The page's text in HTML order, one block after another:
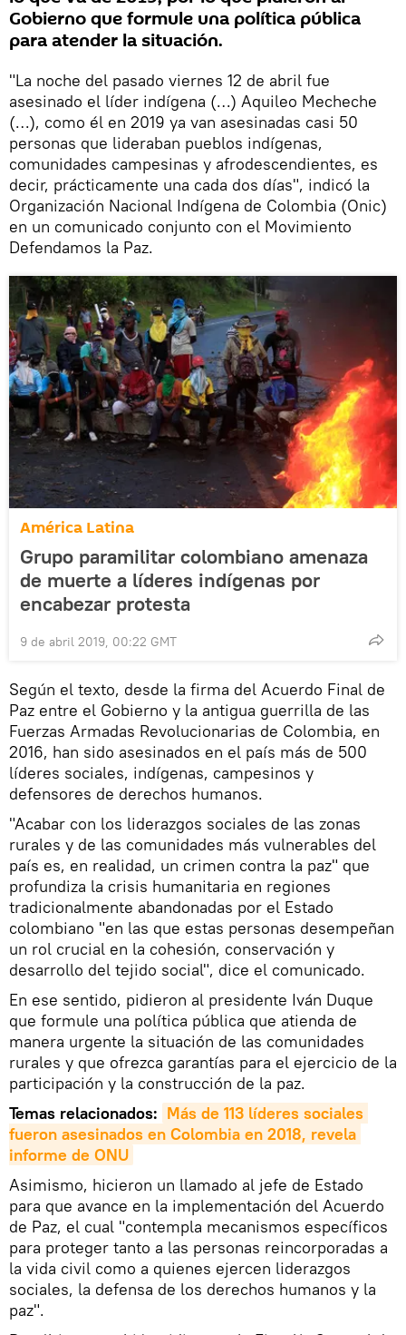
Gobierno que formule una política pública
para atender la situación.
"La noche del pasado viernes 12 de abril fue
asesinado el líder indígena (…) Aquileo Mecheche
(…), como él en 2019 ya van asesinadas casi 50
personas que lideraban pueblos indígenas,
comunidades campesinas y afrodescendientes, es
decir, prácticamente una cada dos días", indicó la
Organización Nacional Indígena de Colombia (Onic)
en un comunicado conjunto con el Movimiento
Defendamos la Paz.
América Latina
Grupo paramilitar colombiano amenaza
de muerte a líderes indígenas por
encabezar protesta
9 de abril 2019, 00:22 GMT
Según el texto, desde la firma del Acuerdo Final de
Paz entre el Gobierno y la antigua guerrilla de las
Fuerzas Armadas Revolucionarias de Colombia, en
2016, han sido asesinados en el país más de 500
líderes sociales, indígenas, campesinos y
defensores de derechos humanos.
"Acabar con los liderazgos sociales de las zonas
rurales y de las comunidades más vulnerables del
país es, en realidad, un crimen contra la paz" que
profundiza la crisis humanitaria en regiones
tradicionalmente abandonadas por el Estado
colombiano "en las que estas personas desempeñan
un rol crucial en la cohesión, conservación y
desarrollo del tejido social", dice el comunicado.
En ese sentido, pidieron al presidente Iván Duque
que formule una política pública que atienda de
manera urgente la situación de las comunidades
rurales y que ofrezca garantías para el ejercicio de la
participación y la construcción de la paz.
Temas relacionados: Más de 113 líderes sociales
fueron asesinados en Colombia en 2018, revela
informe de ONU
Asimismo, hicieron un llamado al jefe de Estado
para que avance en la implementación del Acuerdo
de Paz, el cual "contempla mecanismos específicos
para proteger tanto a las personas reincorporadas a
la vida civil como a quienes ejercen liderazgos
sociales, la defensa de los derechos humanos y la
paz".